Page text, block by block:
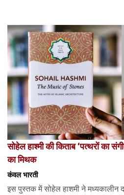
सोहेल हाश्मी की किताब ‘पत्थरों का
का मिथक
कंवल भारती
इस पुस्तक में सोहेल हाशमी ने मध्यकालीन